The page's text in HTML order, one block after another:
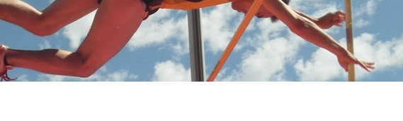
Schnällscht Bödeler
Die Schnällschte Oberländer
UBS Kids Cup
LMM Vorrunde
Agenda
Jahresmeisterschaft
Rekorde
Bestenliste, Statistik
2025
2024
2023
2022